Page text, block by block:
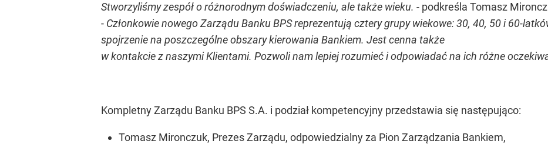
Stworzyliśmy zespół o różnorodnym doświadczeniu, ale także wieku. - podkreśla Tomasz
- Członkowie nowego Zarządu Banku BPS reprezentują cztery grupy wiekowe: 30, 40, 50 i 60-
spojrzenie na poszczególne obszary kierowania Bankiem. Jest cenna także
w kontakcie z naszymi Klientami. Pozwoli nam lepiej rozumieć i odpowiadać na ich różne
Kompletny Zarządu Banku BPS S.A. i podział kompetencyjny przedstawia się następująco:
Tomasz Mironczuk, Prezes Zarządu, odpowiedzialny za Pion Zarządzania Bankiem,